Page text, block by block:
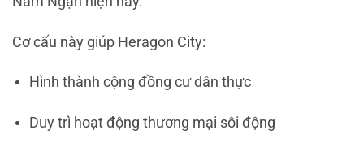
Cơ cấu này giúp Heragon City:
Hình thành cộng đồng cư dân thực
Duy trì hoạt động thương mại sôi động